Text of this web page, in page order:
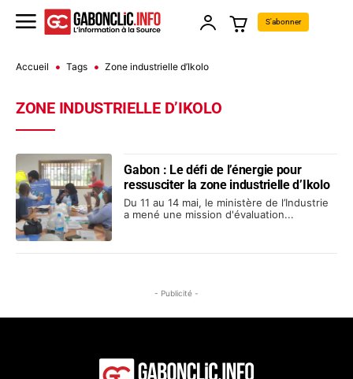
S'abonner
Accueil Tags Zone industrielle d’Ikolo
ZONE INDUSTRIELLE D’IKOLO
Gabon : Le défi de l’énergie pour
ressusciter la zone industrielle d’Ikolo
Du 11 au 14 mai, le ministère de l’Industrie
a mené une mission d'évaluation...
- Publicité -